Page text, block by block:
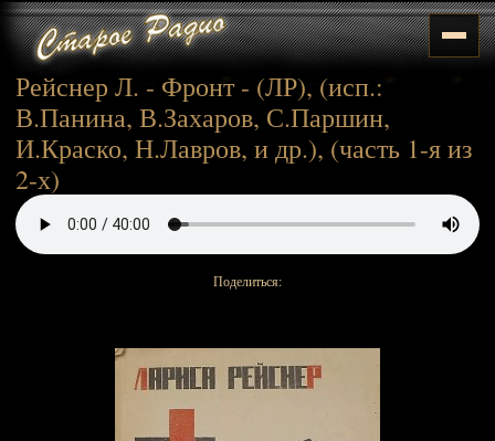
Рейснер Л. - Фронт - (ЛР), (исп.:
В.Панина, В.Захаров, С.Паршин,
И.Краско, Н.Лавров, и др.), (часть 1-я из
2-х)
Поделиться: